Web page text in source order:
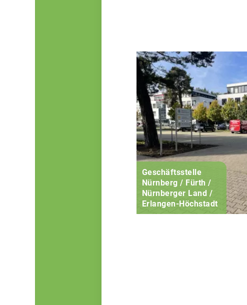
Geschäftsstelle
Nürnberg / Fürth /
Nürnberger Land /
Erlangen-Höchstadt